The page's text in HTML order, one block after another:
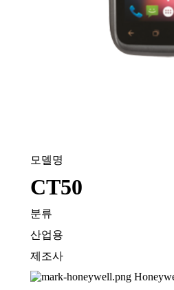
모델명
CT50
분류
산업용
제조사